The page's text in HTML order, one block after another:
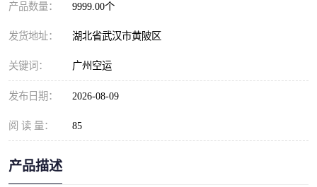
产品数量： 9999.00个
发货地址： 湖北省武汉市黄陂区
关键词： 广州空运
发布日期： 2026-08-09
阅 读 量： 85
产品描述